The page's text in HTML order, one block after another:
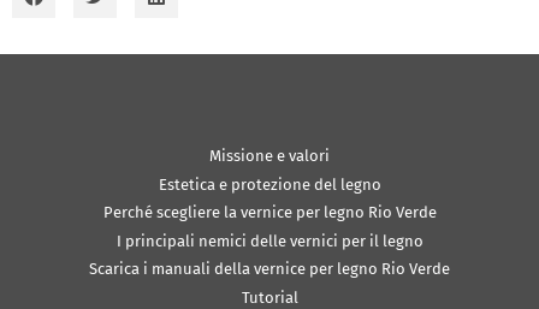
Missione e valori
Estetica e protezione del legno
Perché scegliere la vernice per legno Rio Verde
I principali nemici delle vernici per il legno
Scarica i manuali della vernice per legno Rio Verde
Tutorial